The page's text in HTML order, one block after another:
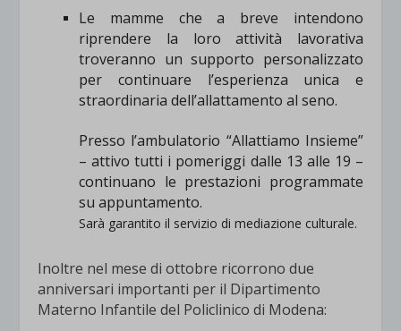
Le mamme che a breve intendono
riprendere la loro attività lavorativa
troveranno un supporto personalizzato
per continuare l’esperienza unica e
straordinaria dell’allattamento al seno.
Presso l’ambulatorio “Allattiamo Insieme”
– attivo tutti i pomeriggi dalle 13 alle 19 –
continuano le prestazioni programmate
su appuntamento.
Sarà garantito il servizio di mediazione culturale.
Inoltre nel mese di ottobre ricorrono due
anniversari importanti per il Dipartimento
Materno Infantile del Policlinico di Modena: